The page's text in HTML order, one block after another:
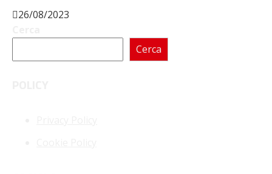
26/08/2023
Cerca